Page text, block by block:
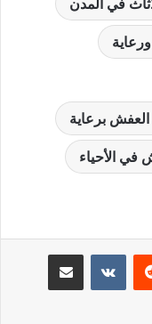
برعاية
في الأحياء
مشاركة عبر البريد